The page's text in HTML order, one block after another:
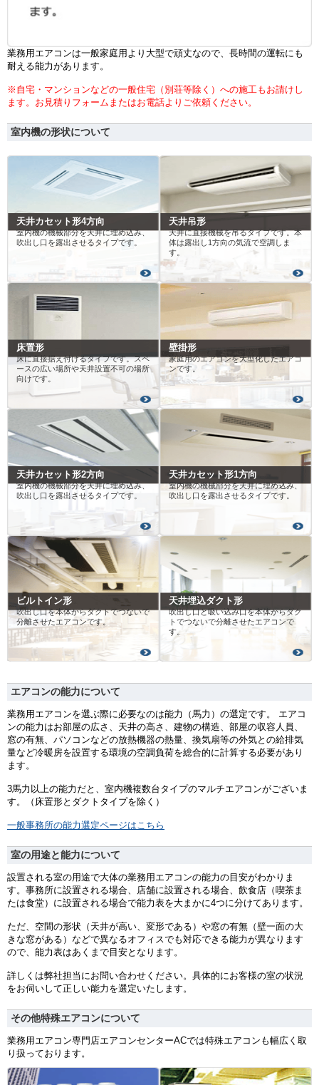
業務用エアコンは一般家庭用より大型で頑丈なので、長時間の運転にも
耐える能力があります。
※自宅・マンションなどの一般住宅（別荘等除く）への施工もお請けし
ます。お見積りフォームまたはお電話よりご依頼ください。
室内機の形状について
天井カセット形4方向
室内機の機械部分を天井に埋め込み、
吹出し口を露出させるタイプです。
天井吊形
天井に直接機械を吊るタイプです。本
体は露出し1方向の気流で空調しま
す。
床置形
床に直接据え付けるタイプです。スペ
ースの広い場所や天井設置不可の場所
向けです。
壁掛形
家庭用のエアコンを大型化したエアコ
ンです。
天井カセット形2方向
室内機の機械部分を天井に埋め込み、
吹出し口を露出させるタイプです。
天井カセット形1方向
室内機の機械部分を天井に埋め込み、
吹出し口を露出させるタイプです。
ビルトイン形
吹出し口を本体からダクトでつないで
分離させたエアコンです。
天井埋込ダクト形
吹出し口と吸い込み口を本体からダク
トでつないで分離させたエアコンで
す。
エアコンの能力について
業務用エアコンを選ぶ際に必要なのは能力（馬力）の選定です。 エアコ
ンの能力はお部屋の広さ、天井の高さ、建物の構造、部屋の収容人員、
窓の有無、パソコンなどの放熱機器の熱量、換気扇等の外気との給排気
量など冷暖房を設置する環境の空調負荷を総合的に計算する必要があり
ます。
3馬力以上の能力だと、室内機複数台タイプのマルチエアコンがございま
す。（床置形とダクトタイプを除く）
一般事務所の能力選定ページはこちら
室の用途と能力について
設置される室の用途で大体の業務用エアコンの能力の目安がわかりま
す。事務所に設置される場合、店舗に設置される場合、飲食店（喫茶ま
たは食堂）に設置される場合で能力表を大まかに4つに分けてあります。
ただ、空間の形状（天井が高い、変形である）や窓の有無（壁一面の大
きな窓がある）などで異なるオフィスでも対応できる能力が異なります
ので、能力表はあくまで目安となります。
詳しくは弊社担当にお問い合わせください。具体的にお客様の室の状況
をお伺いして正しい能力を選定いたします。
その他特殊エアコンについて
業務用エアコン専門店エアコンセンターACでは特殊エアコンも幅広く取
り扱っております。